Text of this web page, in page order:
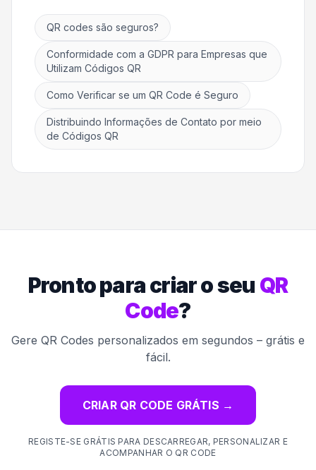
QR codes são seguros?
Conformidade com a GDPR para Empresas que
Utilizam Códigos QR
Como Verificar se um QR Code é Seguro
Distribuindo Informações de Contato por meio
de Códigos QR
Pronto para criar o seu QR
Code?
Gere QR Codes personalizados em segundos – grátis e
fácil.
CRIAR QR CODE GRÁTIS →
REGISTE-SE GRÁTIS PARA DESCARREGAR, PERSONALIZAR E
ACOMPANHAR O QR CODE